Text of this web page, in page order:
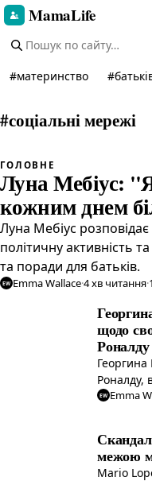
MamaLife
#материнство #
#соціальні мережі
ГОЛОВНЕ
Луна Мебіус:
кожним днем
Луна Мебіус
політичну активність
та поради для батьків.
EW Emma Wallace·4хв читання·
щодо
Роналду
Георгина
Роналду,
фігури,
EW Emma
межою
Mario